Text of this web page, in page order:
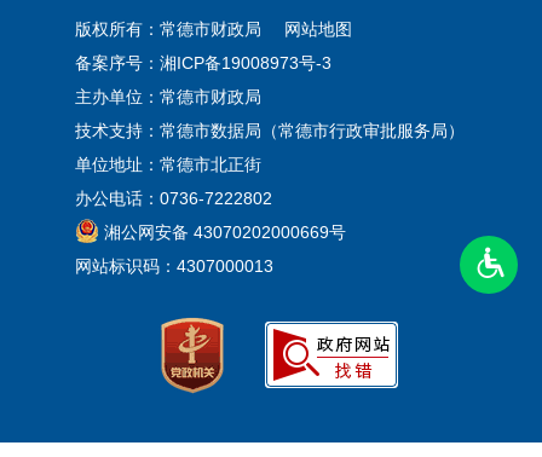
版权所有：常德市财政局
网站地图
备案序号： 湘ICP备19008973号-3
主办单位：常德市财政局
技术支持：常德市数据局（常德市行政审批服务局）
单位地址：常德市北正街
办公电话：0736-7222802
湘公网安备 43070202000669号
网站标识码：4307000013